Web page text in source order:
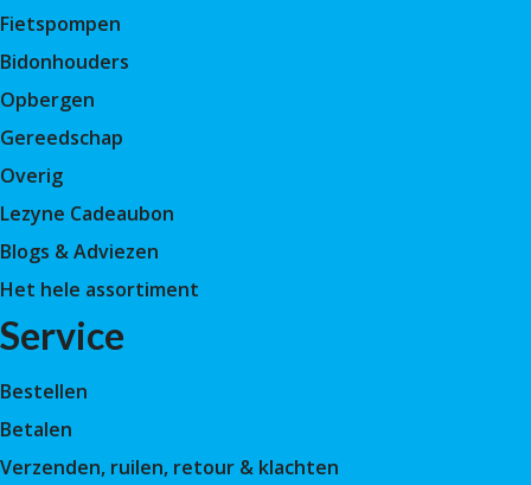
Fietspompen
Bidonhouders
Opbergen
Gereedschap
Overig
Lezyne Cadeaubon
Blogs & Adviezen
Het hele assortiment
Service
Bestellen
Betalen
Verzenden, ruilen, retour & klachten